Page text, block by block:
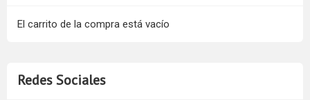
El carrito de la compra está vacío
Redes Sociales